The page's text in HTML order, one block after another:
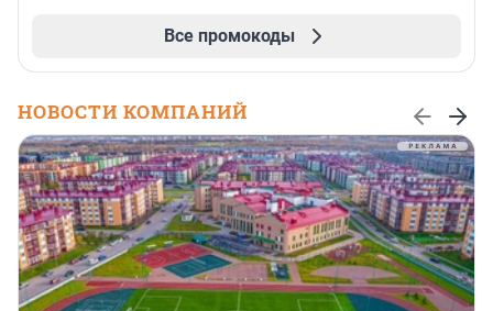
Все промокоды
НОВОСТИ КОМПАНИЙ